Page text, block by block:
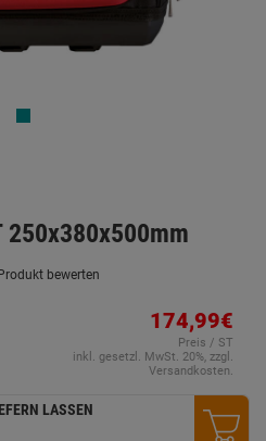
250x380x500mm
bewerten
174,99€
Preis / ST
inkl. gesetzl. MwSt. 20%, zzgl.
Versandkosten.
LASSEN